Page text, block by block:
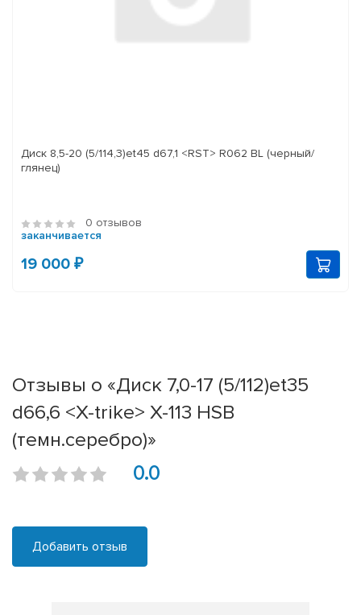
Диск 8,5-20 (5/114,3)et45 d67,1 <RST> R062 BL (черный/
глянец)
0 отзывов
заканчивается
19 000 ₽
Отзывы о «Диск 7,0-17 (5/112)et35
d66,6 <X-trike> X-113 HSB
(темн.серебро)»
0.0
Добавить отзыв